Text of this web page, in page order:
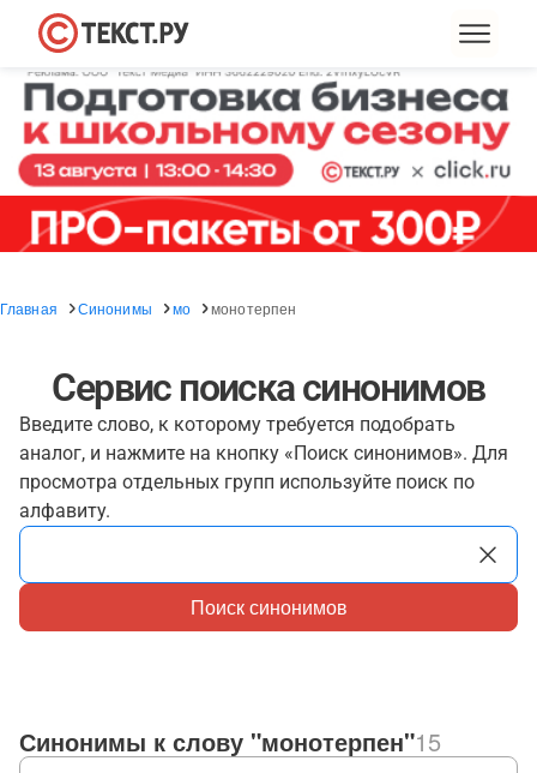
Главная Синонимы мо монотерпен
Сервис поиска синонимов
Введите слово, к которому требуется подобрать
аналог, и нажмите на кнопку «Поиск синонимов». Для
просмотра отдельных групп используйте поиск по
алфавиту.
Поиск синонимов
Синонимы к слову "монотерпен"15